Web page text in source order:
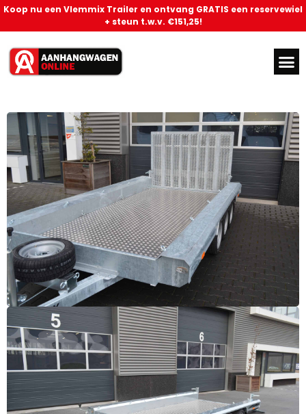
Koop nu een Vlemmix Trailer en ontvang GRATIS een reservewiel
+ steun t.w.v. €151,25!